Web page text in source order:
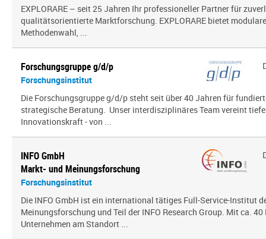
EXPLORARE – seit 25 Jahren Ihr professioneller Partner für
qualitätsorientierte Marktforschung. EXPLORARE bietet
Methodenwahl, ...
Forschungsgruppe g/d/p
Forschungsinstitut
Die Forschungsgruppe g/d/p steht seit über 40 Jahren für
strategische Beratung. Unser interdisziplinäres Team vereint
Innovationskraft - von ...
INFO GmbH
Markt- und Meinungsforschung
Forschungsinstitut
Die INFO GmbH ist ein international tätiges Full-Service-Institut
Meinungsforschung und Teil der INFO Research Group. Mit ca.
Unternehmen am Standort ...